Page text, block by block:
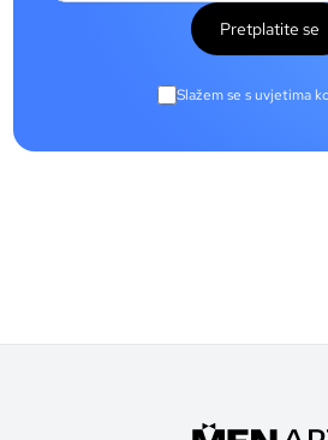
Pretplatite se
Slažem se s uvjetima